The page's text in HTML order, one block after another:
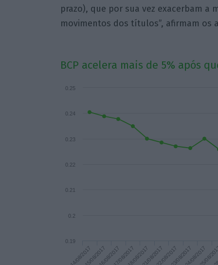
prazo), que por sua vez exacerbam a
movimentos dos títulos”, afirmam os
BCP acelera mais de 5% após
14/08/201715/08/201716/08/201717/08/201718/08/201721/08/201722/08/201723/08/201724/08/2017
25/08/
0.19
0.2
0.21
0.22
0.23
0.24
0.25